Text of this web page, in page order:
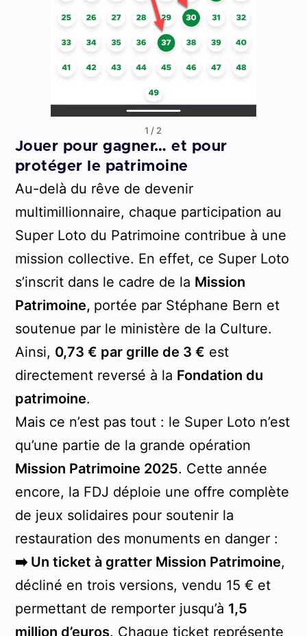
1 / 2
Jouer pour gagner… et pour
protéger le patrimoine
Au-delà du rêve de devenir
multimillionnaire, chaque participation au
Super Loto du Patrimoine contribue à une
mission collective. En effet, ce Super Loto
s’inscrit dans le cadre de la Mission
Patrimoine, portée par Stéphane Bern et
soutenue par le ministère de la Culture.
Ainsi, 0,73 € par grille de 3 € est
directement reversé à la Fondation du
patrimoine.
Mais ce n’est pas tout : le Super Loto n’est
qu’une partie de la grande opération
Mission Patrimoine 2025. Cette année
encore, la FDJ déploie une offre complète
de jeux solidaires pour soutenir la
restauration des monuments en danger :
➡️ Un ticket à gratter Mission Patrimoine,
décliné en trois versions, vendu 15 € et
permettant de remporter jusqu’à 1,5
million d’euros. Chaque ticket représente